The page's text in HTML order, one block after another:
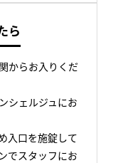
ら
からお入りくだ
シェルジュにお
入口を施錠して
でスタッフにお